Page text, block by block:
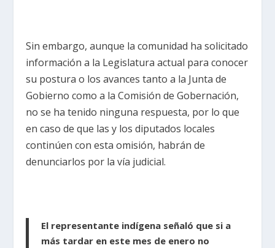
Sin embargo, aunque la comunidad ha solicitado
información a la Legislatura actual para conocer
su postura o los avances tanto a la Junta de
Gobierno como a la Comisión de Gobernación,
no se ha tenido ninguna respuesta, por lo que
en caso de que las y los diputados locales
continúen con esta omisión, habrán de
denunciarlos por la vía judicial.
El representante indígena señaló que si a
más tardar en este mes de enero no